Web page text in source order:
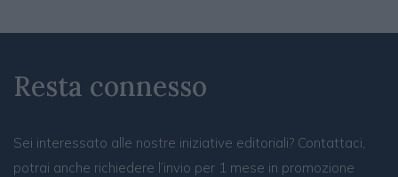
Resta connesso
Sei interessato alle nostre iniziative editoriali? Contattaci,
potrai anche richiedere l’invio per 1 mese in promozione